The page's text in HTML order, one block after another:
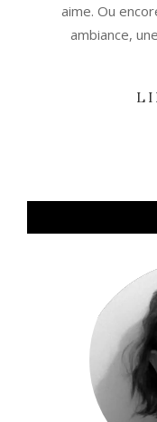
aime. Ou
ambiance,